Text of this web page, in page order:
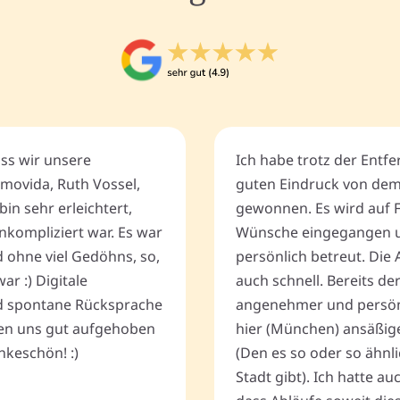
wir unsere
Ruth Vossel,
sehr erleichtert,
war. Es war
viel Gedöhns, so,
:) Digitale
Rücksprache
uns gut aufgehoben
:)
Ich habe trotz der
guten Eindruck von
gewonnen. Es wird auf
Wünsche eingegangen
persönlich betreut. Die
auch schnell. Bereits
angenehmer und
hier (München)
(Den es so oder so
Stadt gibt). Ich hatte